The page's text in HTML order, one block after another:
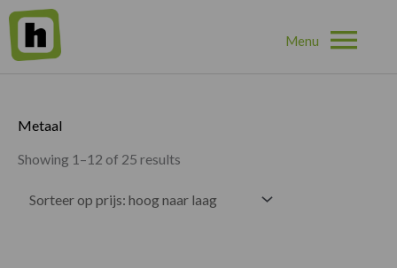
Home»
Metaal
Showing 1–12 of 25 results